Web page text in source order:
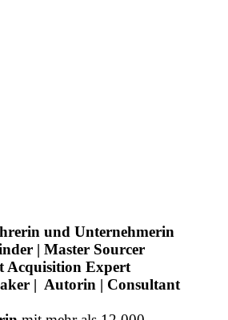
und Unternehmerin
| Master Sourcer
Acquisition Expert
| Autorin | Consultant